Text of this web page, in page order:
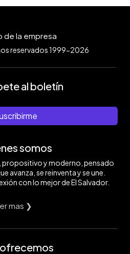
reservados 1999-2026
al boletín
somos
y moderno, pensado
avanza, se reinventa y se une.
con lo mejor de El Salvador.
mas ❯